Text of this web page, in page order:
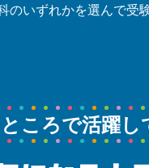
いずれかを選んで受
ころで活躍し